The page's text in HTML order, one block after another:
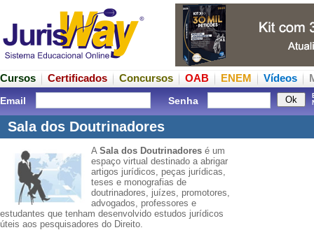
Cursos Certificados Concursos OAB ENEM Vídeos
Email Senha
Sala dos Doutrinadores
A Sala dos Doutrinadores é um
espaço virtual destinado a abrigar
artigos jurídicos, peças jurídicas,
teses e monografias de
doutrinadores, juízes, promotores,
advogados, professores e
estudantes que tenham desenvolvido estudos jurídicos
úteis aos pesquisadores do Direito.